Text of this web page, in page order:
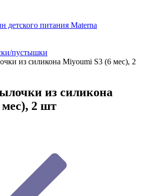
детского питания Materna
пустышки
из силикона Мiyoumi S3 (6 мес), 2
из силикона
2 шт